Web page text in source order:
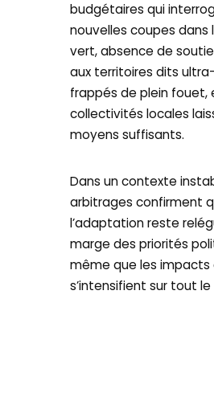
budgétaires qui
nouvelles coupes dans
vert, absence de
aux territoires dits
frappés de plein fouet,
collectivités locales
moyens suffisants.
Dans un contexte
arbitrages confirment
l’adaptation reste
marge des priorités
même que les impacts
s’intensifient sur tout